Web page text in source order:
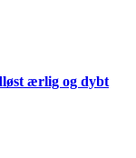
ærlig og dybt